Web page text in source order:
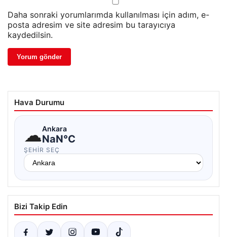
Daha sonraki yorumlarımda kullanılması için adım, e-
posta adresim ve site adresim bu tarayıcıya
kaydedilsin.
Hava Durumu
☁Ankara
NaN°C
ŞEHIR SEÇ
Bizi Takip Edin